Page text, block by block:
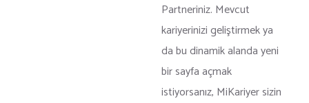
Partneriniz. Mevcut
kariyerinizi geliştirmek ya
da bu dinamik alanda yeni
bir sayfa açmak
istiyorsanız, MiKariyer sizin